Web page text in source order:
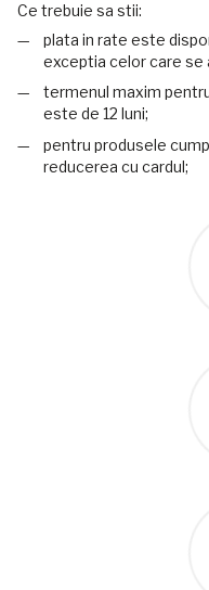
Ce trebuie sa stii:
plata in rate este
exceptia celor care se
termenul maxim
este de 12 luni;
pentru produsele
reducerea cu cardul;